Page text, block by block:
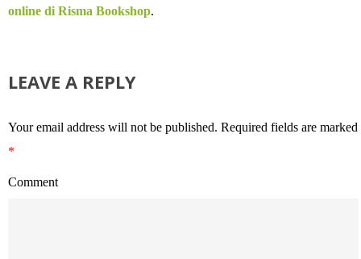
online di Risma Bookshop.
LEAVE A REPLY
Your email address will not be published. Required fields are marked
*
Comment